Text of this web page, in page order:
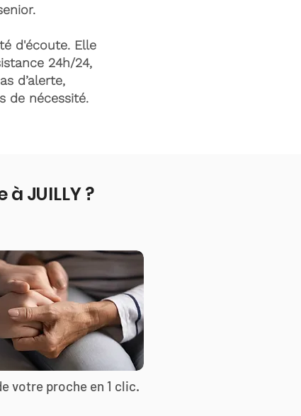
d'écoute. Elle
24h/24,
d’alerte,
de nécessité.
JUILLY ?
votre proche en 1 clic.